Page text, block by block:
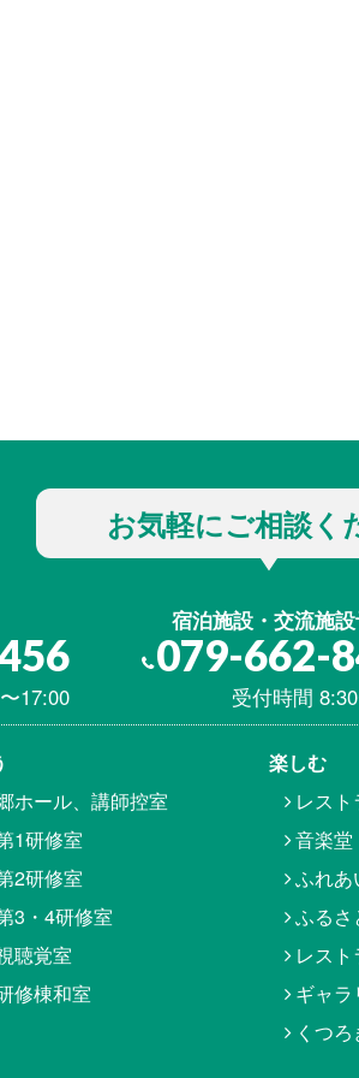
お気軽にご相談く
17:00
宿泊施設・交流施
079-662-
受付時間
ホール、講師控室
1研修室
2研修室
3・4研修室
聴覚室
修棟和室
楽しむ
レス
音楽堂
ふれあ
ふるさ
レスト
ギャラ
くつ